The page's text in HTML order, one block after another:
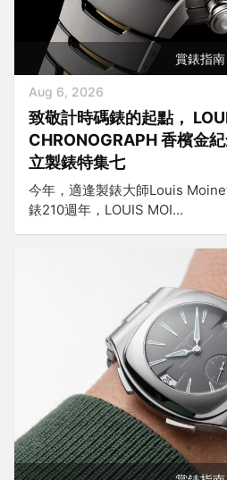
賞錶指南
Aug 6, 2026
致敬計時碼錶的起點，
CHRONOGRAPH 香檳金
立製錶特集七
今年，適逢製錶大師Louis
錶210週年，LOUIS MOI...